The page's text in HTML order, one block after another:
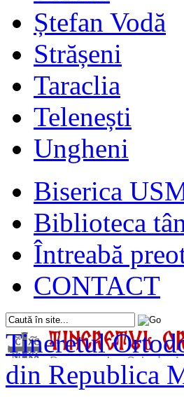
Ștefan Vodă
Strășeni
Taraclia
Telenești
Ungheni
Biserica
Biblioteca
Întreabă
CONTACT
Tineretul
din Republica